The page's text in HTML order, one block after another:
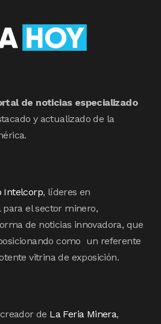
de noticias especializado
y actualizado de la
Intelcorp, líderes en
el sector minero,
de noticias innovadora, que
como un referente
vitrina de exposición.
de La Feria Minera,